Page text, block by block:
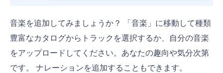
音楽を追加してみましょうか？ 「音楽」に移動して種類
豊富なカタログからトラックを選択するか、自分の音楽
をアップロードしてください。あなたの趣向や気分次第
です。 ナレーションを追加することもできます。